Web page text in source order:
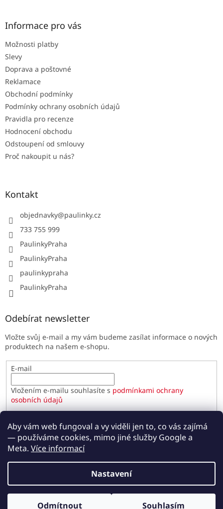
Aby vám web fungoval a vy viděli jen to, co vás zajímá
— používáme cookies, mimo jiné služby Google a
Meta. Více informací
Nastavení
Odmítnout Souhlasím
Informace pro vás
Možnosti platby
Slevy
Doprava a poštovné
Reklamace
Obchodní podmínky
Podmínky ochrany osobních údajů
Pravidla pro recenze
Hodnocení obchodu
Odstoupení od smlouvy
Proč nakoupit u nás?
Kontakt
objednavky@paulinky.cz
733 755 999
PaulinkyPraha
PaulinkyPraha
paulinkypraha
PaulinkyPraha
Odebírat newsletter
Vložte svůj e-mail a my vám budeme zasílat informace o nových
produktech na našem e-shopu.
E-mail
Vložením e-mailu souhlasíte s podmínkami ochrany
osobních údajů
PŘIHLÁSIT SE
Paulínky.cz. Všechna práva vyhrazena.
Upravit nastavení cookies